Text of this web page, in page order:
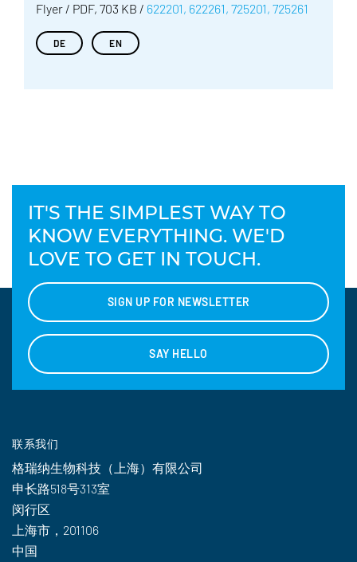
Flyer / PDF, 703 KB / 622201, 622261, 725201, 725261
DE EN
IT'S THE SIMPLEST WAY TO
KNOW EVERYTHING. WE'D
LOVE TO GET IN TOUCH.
SIGN UP FOR NEWSLETTER
SAY HELLO
联系我们
格瑞纳生物科技（上海）有限公司
申长路518号313室
闵行区
上海市，201106
中国